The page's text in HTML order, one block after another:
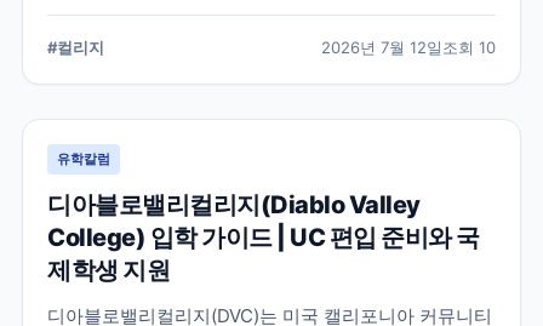
#컬리지 2026년 7월 12일조회 10
유학칼럼
디아블로밸리컬리지(Diablo Valley
College) 입학 가이드 | UC 편입 준비와 국
제학생 지원
디아블로밸리컬리지(DVC)는 미국 캘리포니아 커뮤니티